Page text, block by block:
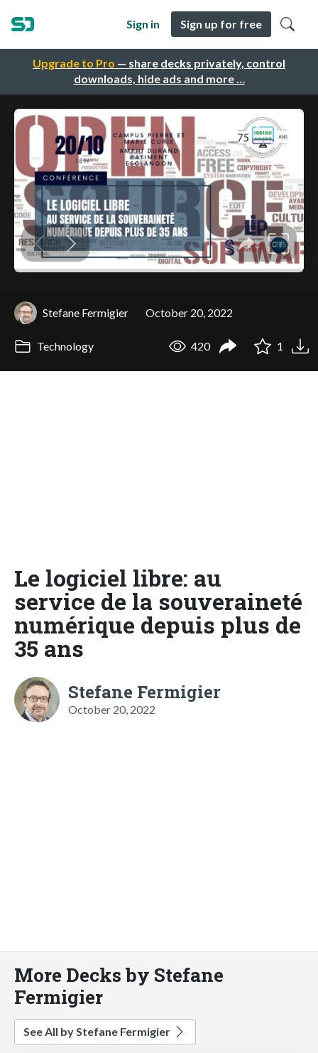
Upgrade to Pro — share decks privately, control
downloads, hide ads and more …
Sign in Sign up for free
Stefane Fermigier October 20, 2022
Technology 420 1
Le logiciel libre: au
service de la souveraineté
numérique depuis plus de
35 ans
Stefane Fermigier
October 20, 2022
More Decks by Stefane
Fermigier
See All by Stefane Fermigier